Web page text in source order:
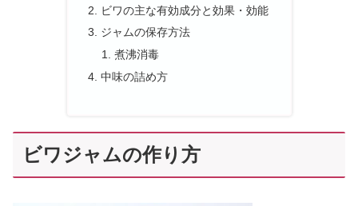
ビワの主な有効成分と効果・効能
ジャムの保存方法
煮沸消毒
中味の詰め方
ビワジャムの作り方